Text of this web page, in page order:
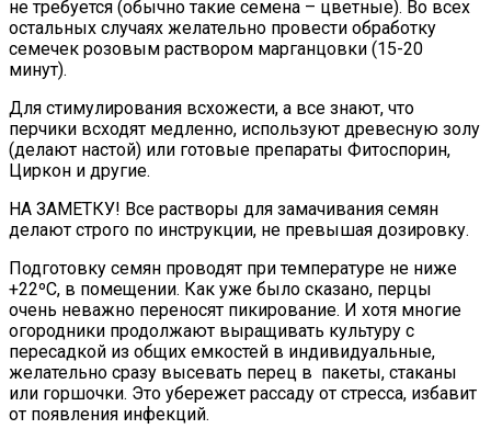
не требуется (обычно такие семена – цветные). Во всех
остальных случаях желательно провести обработку
семечек розовым раствором марганцовки (15-20
минут).
Для стимулирования всхожести, а все знают, что
перчики всходят медленно, используют древесную золу
(делают настой) или готовые препараты Фитоспорин,
Циркон и другие.
НА ЗАМЕТКУ! Все растворы для замачивания семян
делают строго по инструкции, не превышая дозировку.
Подготовку семян проводят при температуре не ниже
+22ºC, в помещении. Как уже было сказано, перцы
очень неважно переносят пикирование. И хотя многие
огородники продолжают выращивать культуру с
пересадкой из общих емкостей в индивидуальные,
желательно сразу высевать перец в пакеты, стаканы
или горшочки. Это убережет рассаду от стресса, избавит
от появления инфекций.